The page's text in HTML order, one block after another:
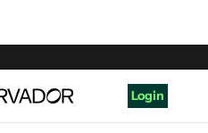
Login